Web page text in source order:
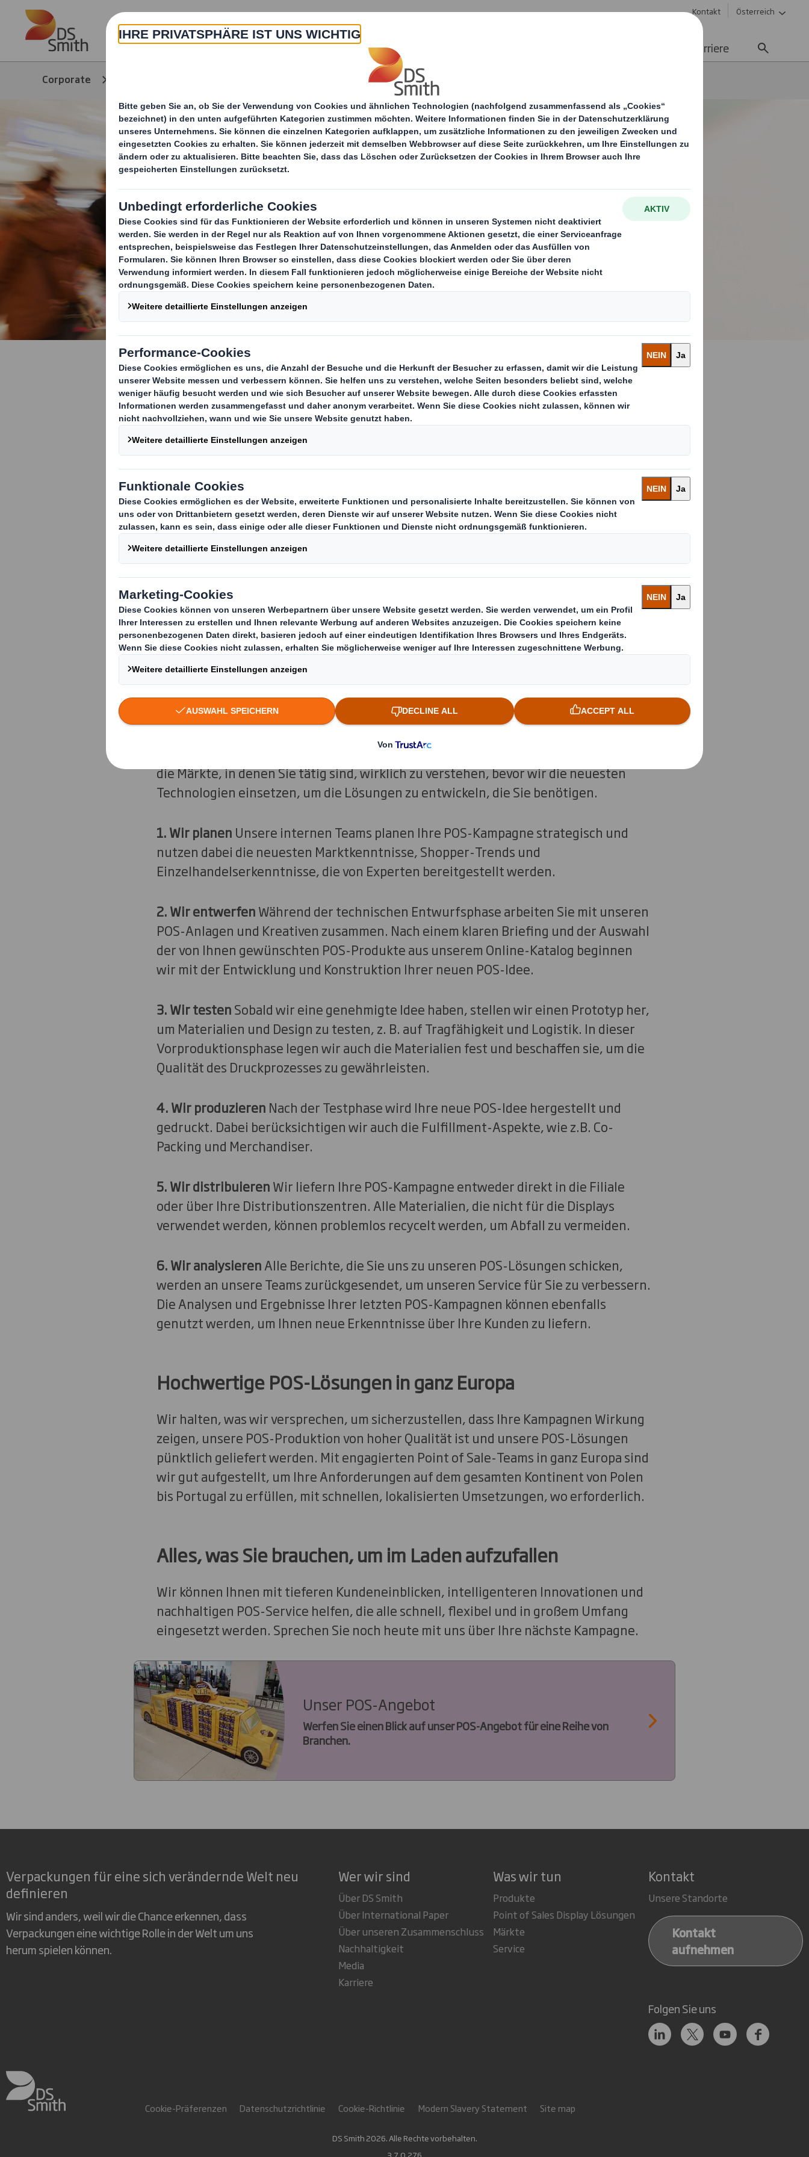
Skip to main content Kontakt Österreich
Über uns Karriere
Corporate Point of Sales Display Lösungen
Der komplette POS-Service
Wir bei DS Smith verstehen Ihre Märkte und den End-to-End-
Prozess und gestalten die Assets effizienter und konsistenter,
so dass sie über mehrere Marken, Märkte und Einzelhändler
hinweg genutzt werden können.
Durch die Zusammenarbeit mit unseren Partnern in der Lieferkette können wir die
Markteinführung beschleunigen, ohne Ihre Position im Geschäft zu gefährden.
Vereinfachen Sie Ihren End-to-End-POS-Prozess mit
unserem Service
Lieferung nutzen wir unsere Erfahrung und unser Fachwissen, um Ihre Kunden und
die Märkte, in denen Sie tätig sind, wirklich zu verstehen, bevor wir die neuesten
Technologien einsetzen, um die Lösungen zu entwickeln, die Sie benötigen.
1. Wir planen Unsere internen Teams planen Ihre POS-Kampagne strategisch und
nutzen dabei die neuesten Marktkenntnisse, Shopper-Trends und
Einzelhandelserkenntnisse, die von Experten bereitgestellt werden.
2. Wir entwerfenWährend der technischen Entwurfsphase arbeiten Sie mit unseren
POS-Anlagen und Kreativen zusammen. Nach einem klaren Briefing und der Auswahl
der von Ihnen gewünschten POS-Produkte aus unserem Online-Katalog beginnen
wir mit der Entwicklung und Konstruktion Ihrer neuen POS-Idee.
3. Wir testenSobald wir eine genehmigte Idee haben, stellen wir einen Prototyp her,
um Materialien und Design zu testen, z. B. auf Tragfähigkeit und Logistik. In dieser
Vorproduktionsphase legen wir auch die Materialien fest und beschaffen sie, um die
Qualität des Druckprozesses zu gewährleisten.
4. Wir produzieren Nach der Testphase wird Ihre neue POS-Idee hergestellt und
gedruckt. Dabei berücksichtigen wir auch die Fulfillment-Aspekte, wie z.B. Co-
Packing und Merchandiser.
5. Wir distribuierenWir liefern Ihre POS-Kampagne entweder direkt in die Filiale
oder über Ihre Distributionszentren. Alle Materialien, die nicht für die Displays
verwendet werden, können problemlos recycelt werden, um Abfall zu vermeiden.
6. Wir analysierenAlle Berichte, die Sie uns zu unseren POS-Lösungen schicken,
werden an unsere Teams zurückgesendet, um unseren Service für Sie zu verbessern.
Die Analysen und Ergebnisse Ihrer letzten POS-Kampagnen können ebenfalls
genutzt werden, um Ihnen neue Erkenntnisse über Ihre Kunden zu liefern.
Hochwertige POS-Lösungen in ganz Europa
Wir halten, was wir versprechen, um sicherzustellen, dass Ihre Kampagnen Wirkung
zeigen, unsere POS-Produktion von hoher Qualität ist und unsere POS-Lösungen
pünktlich geliefert werden. Mit engagierten Point of Sale-Teams in ganz Europa sind
wir gut aufgestellt, um Ihre Anforderungen auf dem gesamten Kontinent von Polen
bis Portugal zu erfüllen, mit schnellen, lokalisierten Umsetzungen, wo erforderlich.
Alles, was Sie brauchen, um im Laden aufzufallen
Wir können Ihnen mit tieferen Kundeneinblicken, intelligenteren Innovationen und
nachhaltigen POS-Service helfen, die alle schnell, flexibel und in großem Umfang
eingesetzt werden. Sprechen Sie noch heute mit uns über Ihre nächste Kampagne.
Unser POS-Angebot
Werfen Sie einen Blick auf unser POS-Angebot für eine Reihe von
Branchen.
Verpackungen für eine sich verändernde Welt neu
definieren
Wir sind anders, weil wir die Chance erkennen, dass
Verpackungen eine wichtige Rolle in der Welt um uns
herum spielen können.
Wer wir sind
Über DS Smith
Über International Paper
Über unseren Zusammenschluss
Nachhaltigkeit
Media
Karriere
Was wir tun
Produkte
Point of Sales Display Lösungen
Märkte
Service
Kontakt
Unsere Standorte
Kontakt
aufnehmen
Folgen Sie uns
Cookie-Präferenzen Datenschutzrichtlinie Cookie-Richtlinie Modern Slavery Statement Site map
DS Smith 2026. Alle Rechte vorbehalten.
3.7.0.276